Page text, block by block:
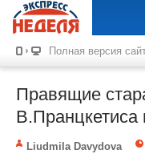
Полная версия
Правящие
Liudmila Davydova